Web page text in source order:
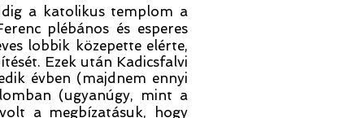
a katolikus templom a
plébános és esperes
lobbik közepette elérte,
Ezek után Kadicsfalvi
évben (majdnem ennyi
(ugyanúgy, mint a
a megbízatásuk, hogy